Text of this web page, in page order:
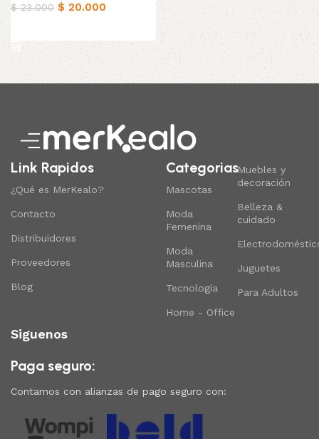
$23.000 $ 20.000
Link Rapidos
¿Qué es MerKealo?
Contacto
Distribuidores
Proveedores
Blog
Categorias
Mascotas
Moda
Femenina
Moda
Masculina
Tecnología
Home - Office
Muebles y
decoración
Belleza &
cuidado
Juguetes
Para Adultos
Siguenos
Paga seguro:
Contamos con alianzas de pago seguro con: